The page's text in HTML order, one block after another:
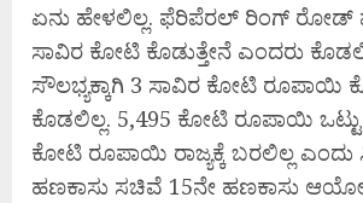
ಏನು ಹೇಳಲಿಲ್ಲ. ಫೆರಿಪೆರಲ್​ ರಿಂಗ್
ಸಾವಿರ ಕೋಟಿ ಕೊಡುತ್ತೇನೆ ಎಂದರು
ಸೌಲಭ್ಯಕ್ಕಾಗಿ 3 ಸಾವಿರ ಕೋಟಿ ರೂಪಾಯಿ
ಕೊಡಲಿಲ್ಲ. 5,495 ಕೋಟಿ ರೂಪಾಯಿ ಒಟ್ಟು
ಕೋಟಿ ರೂಪಾಯಿ ರಾಜ್ಯಕ್ಕೆ ಬರಲಿಲ್ಲ
ಹಣಕಾಸು ಸಚಿವೆ 15ನೇ ಹಣಕಾಸು